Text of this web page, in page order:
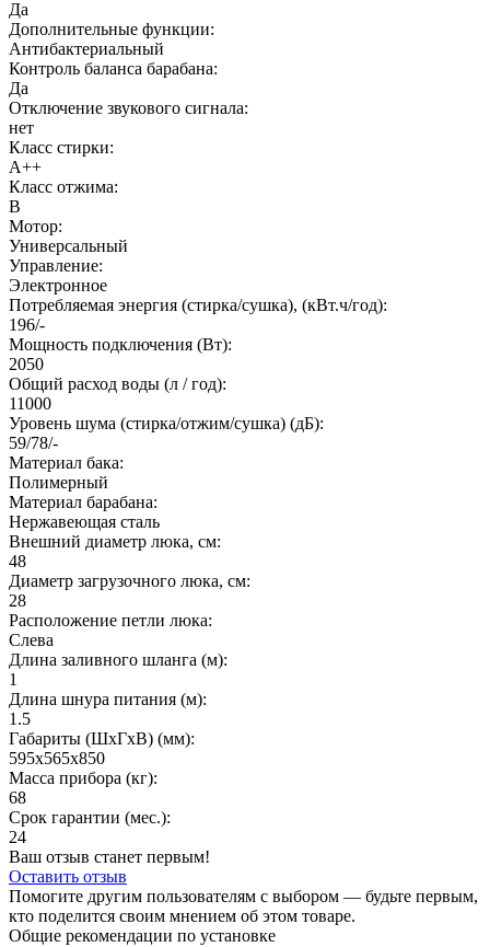
Да
Дополнительные функции:
Антибактериальный
Контроль баланса барабана:
Да
Отключение звукового сигнала:
нет
Класс стирки:
A++
Класс отжима:
B
Мотор:
Универсальный
Управление:
Электронное
Потребляемая энергия (стирка/сушка), (кВт.ч/год):
196/-
Мощность подключения (Вт):
2050
Общий расход воды (л / год):
11000
Уровень шума (стирка/отжим/сушка) (дБ):
59/78/-
Материал бака:
Полимерный
Материал барабана:
Нержавеющая сталь
Внешний диаметр люка, см:
48
Диаметр загрузочного люка, см:
28
Расположение петли люка:
Слева
Длина заливного шланга (м):
1
Длина шнура питания (м):
1.5
Габариты (ШхГxВ) (мм):
595x565х850
Масса прибора (кг):
68
Срок гарантии (мес.):
24
Ваш отзыв станет первым!
Оставить отзыв
Помогите другим пользователям с выбором — будьте первым,
кто поделится своим мнением об этом товаре.
Общие рекомендации по установке